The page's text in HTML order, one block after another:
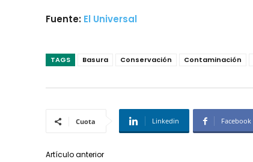
Fuente: El Universal
TAGS Basura Conservación Contaminación
Cuota Linkedin Facebook
Artículo anterior